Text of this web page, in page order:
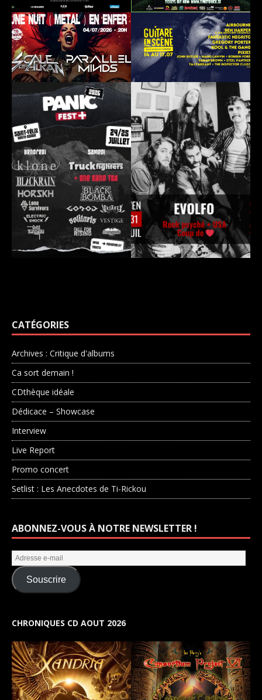
CATÉGORIES
Archives : Critique d'albums
Ca sort demain !
CDthèque idéale
Dédicace – Showcase
Interview
Live Report
Promo concert
Setlist : Les Anecdotes de Ti-Rickou
ABONNEZ-VOUS À NOTRE NEWSLETTER !
Souscrire
CHRONIQUES CD AOUT 2026